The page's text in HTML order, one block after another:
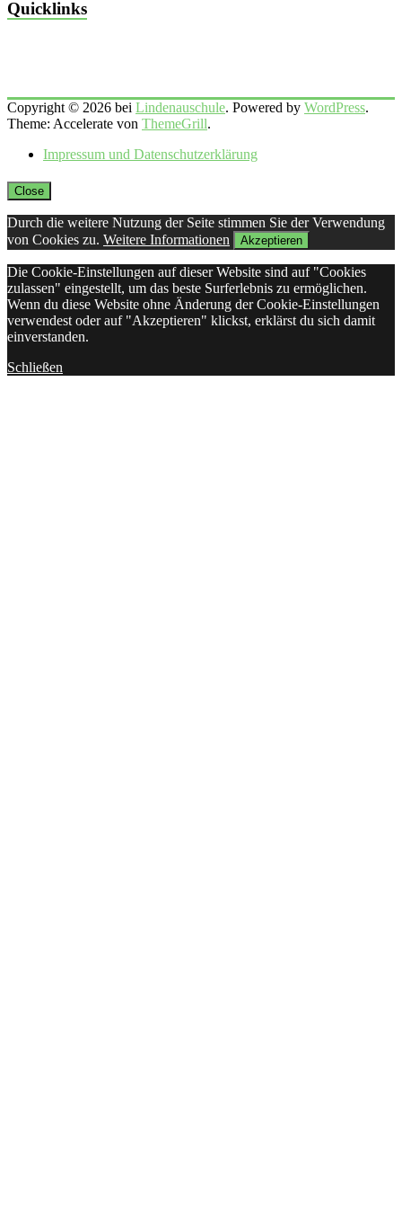
Quicklinks
Copyright © 2026 bei Lindenauschule. Powered by WordPress.
Theme: Accelerate von ThemeGrill.
Impressum und Datenschutzerklärung
Close
Durch die weitere Nutzung der Seite stimmen Sie der Verwendung
von Cookies zu. Weitere Informationen Akzeptieren
Die Cookie-Einstellungen auf dieser Website sind auf "Cookies
zulassen" eingestellt, um das beste Surferlebnis zu ermöglichen.
Wenn du diese Website ohne Änderung der Cookie-Einstellungen
verwendest oder auf "Akzeptieren" klickst, erklärst du sich damit
einverstanden.
Schließen